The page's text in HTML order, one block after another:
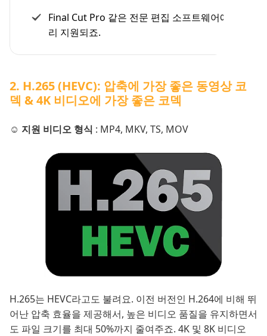
Final Cut Pro 같은 전문 편집 소프트웨어에서 널
리 지원되죠.
2. H.265 (HEVC): 압축에 가장 좋은 동영상 코
덱 & 4K 비디오에 가장 좋은 코덱
☺️ 지원 비디오 형식 : MP4, MKV, TS, MOV
H.265는 HEVC라고도 불려요. 이전 버전인 H.264에 비해 뛰
어난 압축 효율을 제공해서, 높은 비디오 품질을 유지하면서
도 파일 크기를 최대 50%까지 줄여주죠. 4K 및 8K 비디오